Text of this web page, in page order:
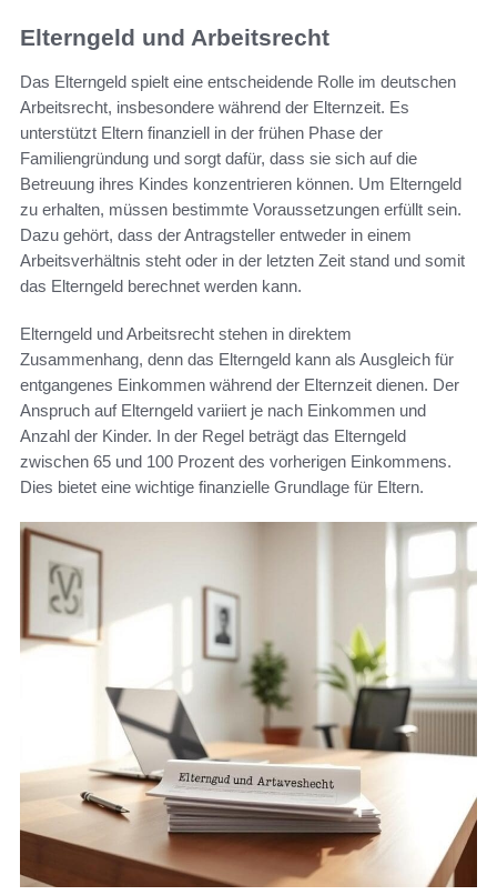
Elterngeld und Arbeitsrecht
Das Elterngeld spielt eine entscheidende Rolle im deutschen
Arbeitsrecht, insbesondere während der Elternzeit. Es
unterstützt Eltern finanziell in der frühen Phase der
Familiengründung und sorgt dafür, dass sie sich auf die
Betreuung ihres Kindes konzentrieren können. Um Elterngeld
zu erhalten, müssen bestimmte Voraussetzungen erfüllt sein.
Dazu gehört, dass der Antragsteller entweder in einem
Arbeitsverhältnis steht oder in der letzten Zeit stand und somit
das Elterngeld berechnet werden kann.
Elterngeld und Arbeitsrecht stehen in direktem
Zusammenhang, denn das Elterngeld kann als Ausgleich für
entgangenes Einkommen während der Elternzeit dienen. Der
Anspruch auf Elterngeld variiert je nach Einkommen und
Anzahl der Kinder. In der Regel beträgt das Elterngeld
zwischen 65 und 100 Prozent des vorherigen Einkommens.
Dies bietet eine wichtige finanzielle Grundlage für Eltern.